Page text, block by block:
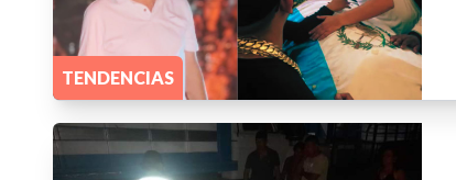
TENDENCIAS